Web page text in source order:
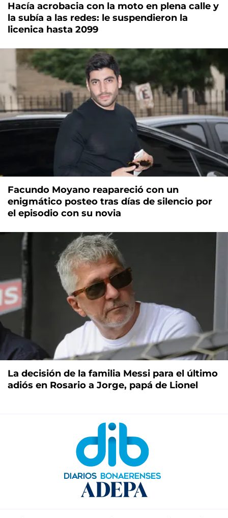
Hacía acrobacia con la moto en plena calle y
la subía a las redes: le suspendieron la
licenica hasta 2099
Facundo Moyano reapareció con un
enigmático posteo tras días de silencio por
el episodio con su novia
La decisión de la familia Messi para el último
adiós en Rosario a Jorge, papá de Lionel